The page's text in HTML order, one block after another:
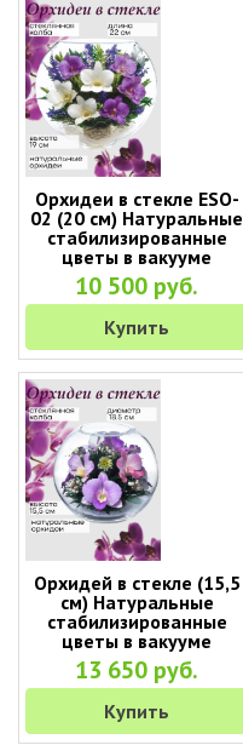
Орхидеи в стекле ESO-
02 (20 см) Натуральные
стабилизированные
цветы в вакууме
10 500 руб.
Купить
Орхидей в стекле (15,5
см) Натуральные
стабилизированные
цветы в вакууме
13 650 руб.
Купить